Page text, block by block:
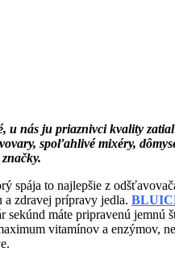
u nás ju priaznivci kvality
spoľahlivé mixéry,
spája to najlepšie z
a zdravej prípravy jedla.
sekúnd máte pripravenú
vitamínov a enzýmov,